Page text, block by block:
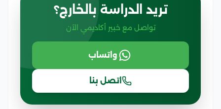
تريد الدراسة بالخارج؟
تواصل مع خبير أكاديمي الآن
واتساب
اتصل بنا